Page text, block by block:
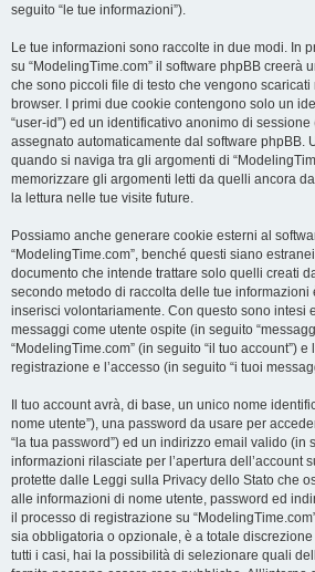
seguito “le tue informazioni”).
Le tue informazioni sono raccolte in due modi. In
su “ModelingTime.com” il software phpBB creerà
che sono piccoli file di testo che vengono
browser. I primi due cookie contengono solo un
“user-id”) ed un identificativo anonimo di sessione
assegnato automaticamente dal software phpBB.
quando si naviga tra gli argomenti di
memorizzare gli argomenti letti da quelli ancora
la lettura nelle tue visite future.
Possiamo anche generare cookie esterni al
“ModelingTime.com”, benché questi siano
documento che intende trattare solo quelli creati
secondo metodo di raccolta delle tue informazioni
inserisci volontariamente. Con questo sono intesi
messaggi come utente ospite (in seguito
“ModelingTime.com” (in seguito “il tuo account”)
registrazione e l’accesso (in seguito “i tuoi
Il tuo account avrà, di base, un unico nome
nome utente”), una password da usare per
“la tua password”) ed un indirizzo email valido (in
informazioni rilasciate per l’apertura dell’account
protette dalle Leggi sulla Privacy dello Stato che
alle informazioni di nome utente, password ed
il processo di registrazione su
sia obbligatoria o opzionale, è a totale discrezione
tutti i casi, hai la possibilità di selezionare quali